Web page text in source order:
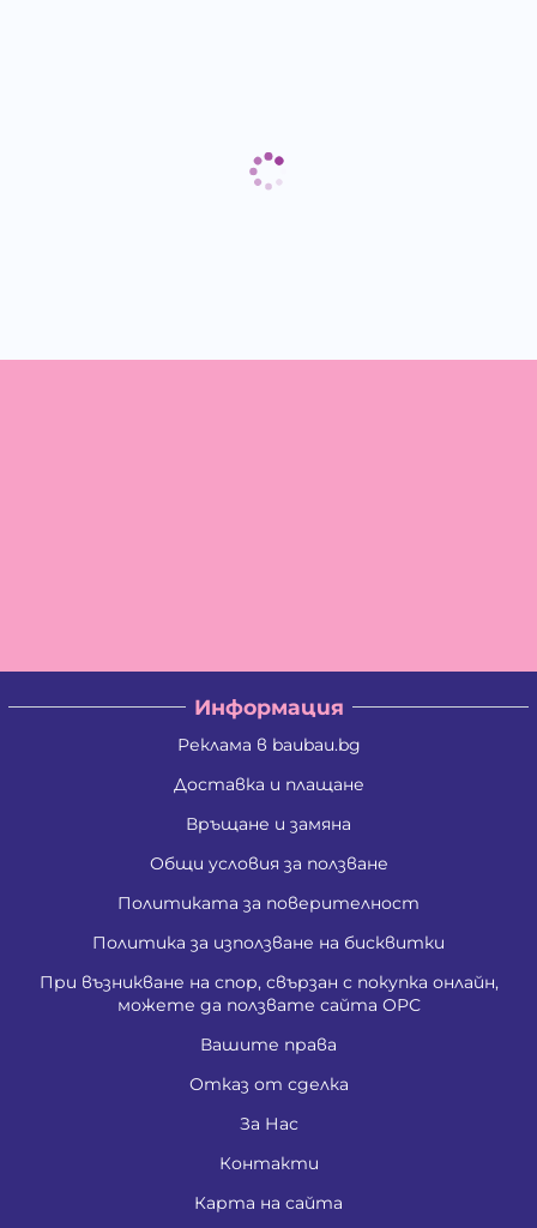
Информация
Реклама в baubau.bg
Доставка и плащане
Връщане и замяна
Общи условия за ползване
Политиката за поверителност
Политика за използване на бисквитки
При възникване на спор, свързан с покупка онлайн,
можете да ползвате сайта ОРС
Вашите права
Отказ от сделка
За Нас
Контакти
Карта на сайта